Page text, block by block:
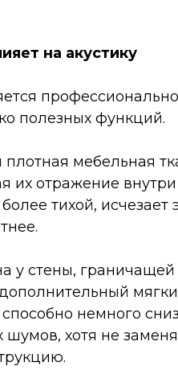
на акустику
полезных функций.
мебельная
их отражение
тихой,
у стены,
дополнительный
немного
шумов, хотя не